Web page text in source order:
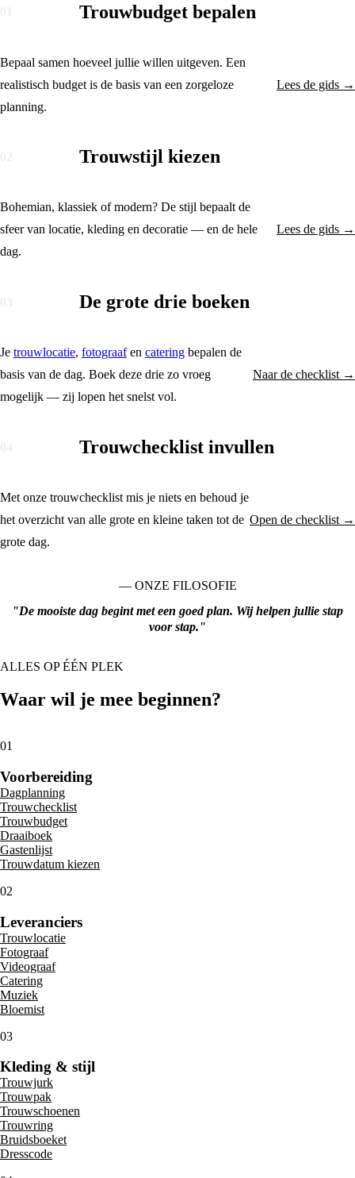
Trouwbudget bepalen
Bepaal samen hoeveel jullie willen uitgeven. Een
realistisch budget is de basis van een zorgeloze
planning.
Lees de gids →
Trouwstijl kiezen
Bohemian, klassiek of modern? De stijl bepaalt de
sfeer van locatie, kleding en decoratie — en de hele
dag.
Lees de gids →
De grote drie boeken
Je trouwlocatie, fotograafen catering bepalen de
basis van de dag. Boek deze drie zo vroeg
mogelijk — zij lopen het snelst vol.
Naar de checklist →
Trouwchecklist invullen
Met onze trouwchecklist mis je niets en behoud je
het overzicht van alle grote en kleine taken tot de
grote dag.
Open de checklist →
— ONZE FILOSOFIE
"De mooiste dag begint met een goed plan. Wij helpen jullie stap
voor stap."
ALLES OP ÉÉN PLEK
Waar wil je mee beginnen?
01
Voorbereiding
Dagplanning
Trouwchecklist
Trouwbudget
Draaiboek
Gastenlijst
Trouwdatum kiezen
02
Leveranciers
Trouwlocatie
Fotograaf
Videograaf
Catering
Muziek
Bloemist
03
Kleding & stijl
Trouwjurk
Trouwpak
Trouwschoenen
Trouwring
Bruidsboeket
Dresscode